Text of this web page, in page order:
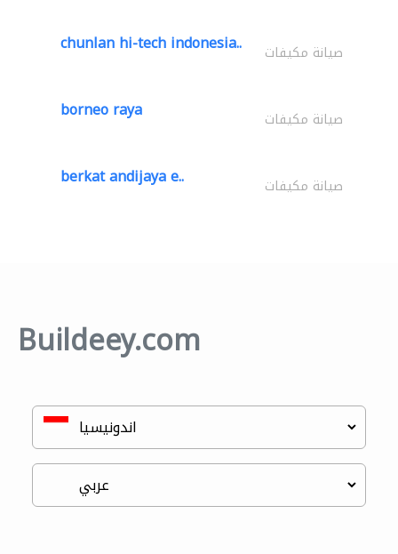
chunlan hi-tech indonesia.. صيانة مكيفات
borneo raya صيانة مكيفات
berkat andijaya e.. صيانة مكيفات
Buildeey.com